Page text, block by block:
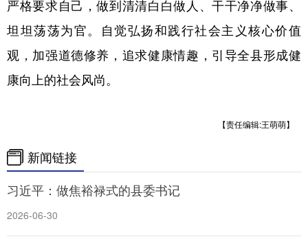
严格要求自己，做到清清白白做人、干干净净做事、
坦坦荡荡为官。自觉弘扬和践行社会主义核心价值
观，加强道德修养，追求健康情趣，引导全县形成健
康向上的社会风尚。
【责任编辑:王萌萌】
新闻链接
习近平：做焦裕禄式的县委书记
2026-06-30